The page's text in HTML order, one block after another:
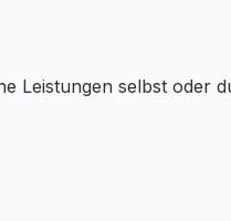
Leistungen selbst oder